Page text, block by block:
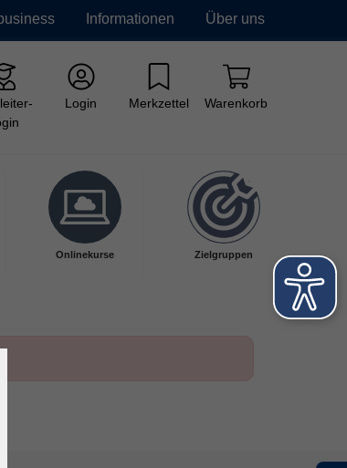
Informationen Über uns
Login Merkzettel Warenkorb
Onlinekurse Zielgruppen